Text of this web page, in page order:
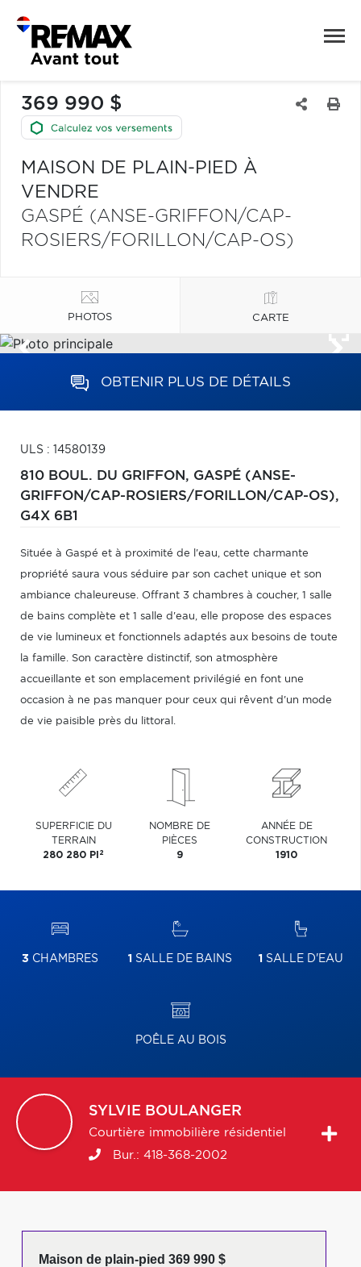
369 990 $
MAISON DE PLAIN-PIED À
VENDRE
GASPÉ (ANSE-GRIFFON/CAP-
ROSIERS/FORILLON/CAP-OS)
PHOTOS CARTE
OBTENIR PLUS DE DÉTAILS
ULS : 14580139
810 BOUL. DU GRIFFON, GASPÉ (ANSE-
GRIFFON/CAP-ROSIERS/FORILLON/CAP-OS),
G4X 6B1
Située à Gaspé et à proximité de l'eau, cette charmante
propriété saura vous séduire par son cachet unique et son
ambiance chaleureuse. Offrant 3 chambres à coucher, 1 salle
de bains complète et 1 salle d'eau, elle propose des espaces
de vie lumineux et fonctionnels adaptés aux besoins de toute
la famille. Son caractère distinctif, son atmosphère
accueillante et son emplacement privilégié en font une
occasion à ne pas manquer pour ceux qui rêvent d'un mode
de vie paisible près du littoral.
SUPERFICIE DU
TERRAIN
280 280 PI 2
NOMBRE DE
PIÈCES
9
ANNÉE DE
CONSTRUCTION
1910
3 CHAMBRES 1 SALLE DE BAINS 1 SALLE D'EAU
POÊLE AU BOIS
SYLVIE BOULANGER
Courtière immobilière résidentiel
Bur.: 418-368-2002
Maison de plain-pied 369 990 $